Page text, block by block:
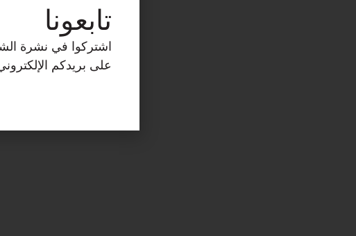
تابعونا
اشتركوا في نشرة
على بريدكم